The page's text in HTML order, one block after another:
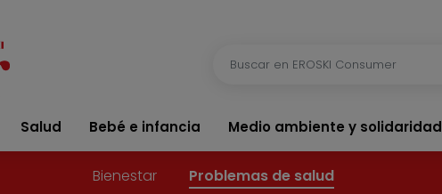
Salud Bebé e infancia Medio ambiente y solidaridad
Bienestar Problemas de salud